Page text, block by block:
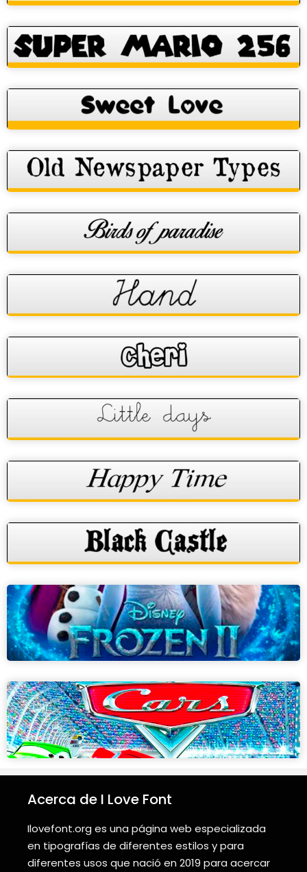
Acerca de I Love Font
Ilovefont.org es una página web especializada
en tipografías de diferentes estilos y para
diferentes usos que nació en 2019 para acercar